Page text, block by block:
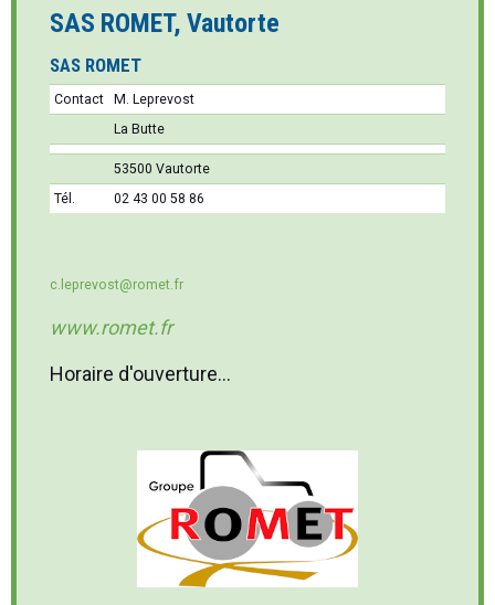
SAS ROMET, Vautorte
SAS ROMET
Contact
M. Leprevost
La Butte
53500 Vautorte
Tél.
02 43 00 58 86
c.leprevost@romet.fr
www.romet.fr
Horaire d'ouverture...